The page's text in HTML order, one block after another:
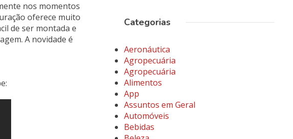
nos momentos
oferece muito
de ser montada e
A novidade é
Categorias
Aeronáutica
Agropecuária
Agropecuária
Alimentos
App
Assuntos em Geral
Automóveis
Bebidas